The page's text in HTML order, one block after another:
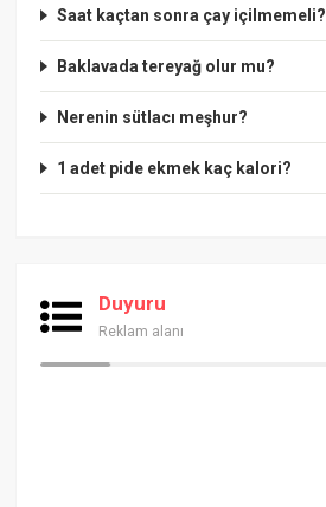
Saat kaçtan sonra çay içilmemeli?
Baklavada tereyağ olur mu?
Nerenin sütlacı meşhur?
1 adet pide ekmek kaç kalori?
Duyuru
Reklam alanı